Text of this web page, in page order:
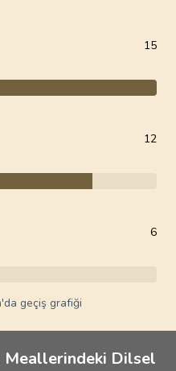
15
12
6
geçiş grafiği
Meallerindeki Dilsel